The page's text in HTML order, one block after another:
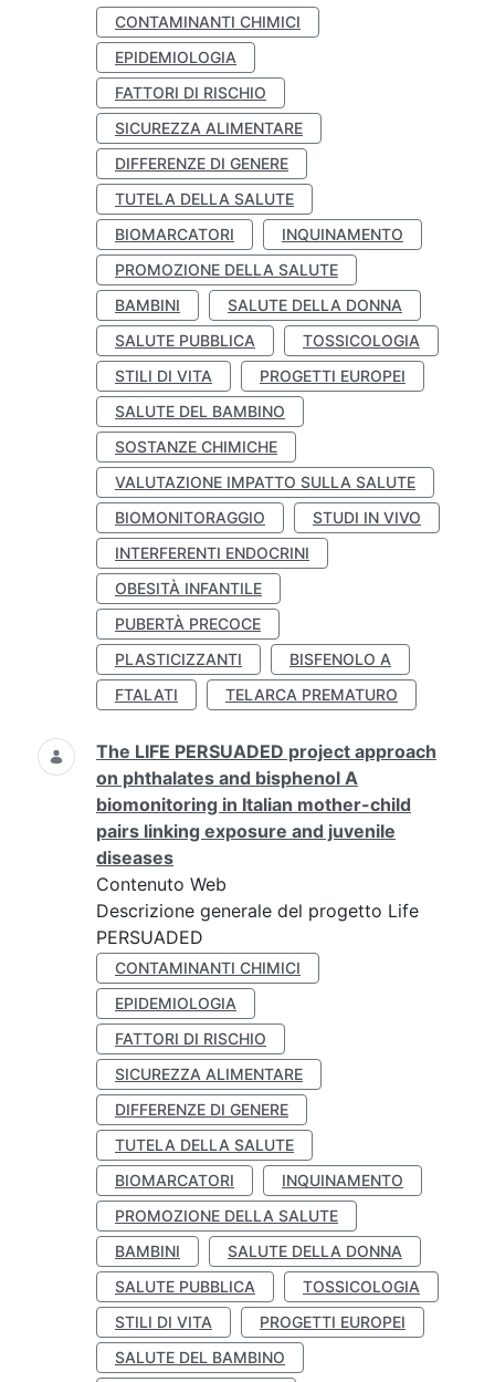
CONTAMINANTI CHIMICI
EPIDEMIOLOGIA
FATTORI DI RISCHIO
SICUREZZA ALIMENTARE
DIFFERENZE DI GENERE
TUTELA DELLA SALUTE
BIOMARCATORI
INQUINAMENTO
PROMOZIONE DELLA SALUTE
BAMBINI
SALUTE DELLA DONNA
SALUTE PUBBLICA
TOSSICOLOGIA
STILI DI VITA
PROGETTI EUROPEI
SALUTE DEL BAMBINO
SOSTANZE CHIMICHE
VALUTAZIONE IMPATTO SULLA SALUTE
BIOMONITORAGGIO
STUDI IN VIVO
INTERFERENTI ENDOCRINI
OBESITÀ INFANTILE
PUBERTÀ PRECOCE
PLASTICIZZANTI
BISFENOLO A
FTALATI
TELARCA PREMATURO
The LIFE PERSUADED project approach
on phthalates and bisphenol A
biomonitoring in Italian mother-child
pairs linking exposure and juvenile
diseases
Contenuto Web
Descrizione generale del progetto Life
PERSUADED
CONTAMINANTI CHIMICI
EPIDEMIOLOGIA
FATTORI DI RISCHIO
SICUREZZA ALIMENTARE
DIFFERENZE DI GENERE
TUTELA DELLA SALUTE
BIOMARCATORI
INQUINAMENTO
PROMOZIONE DELLA SALUTE
BAMBINI
SALUTE DELLA DONNA
SALUTE PUBBLICA
TOSSICOLOGIA
STILI DI VITA
PROGETTI EUROPEI
SALUTE DEL BAMBINO